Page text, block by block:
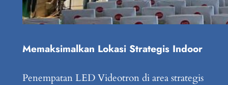
Memaksimalkan Lokasi Strategis Indoor
Penempatan LED Videotron di area strategis